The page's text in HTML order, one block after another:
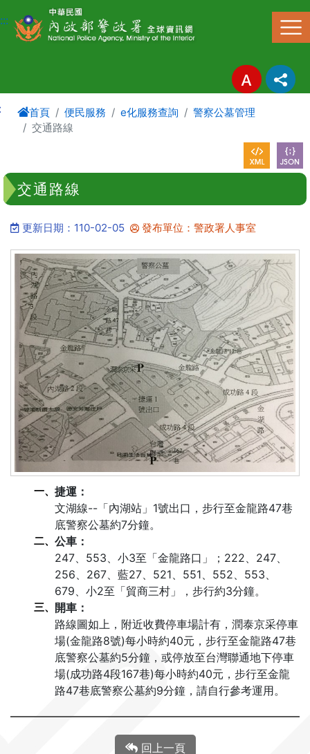
進入內容區塊
:::
首頁 便民服務 e化服務查詢
警察公墓管理
交通路線
交通路線
更新日期：110-02-05 發布單位：警政署人事室
一、 捷運：
文湖線--「內湖站」1號出口，步行至金龍路47巷
底警察公墓約7分鐘。
二、 公車：
247、553、小3至「金龍路口」；222、247、
256、267、藍27、521、551、552、553、
679、小2至「貿商三村」，步行約3分鐘。
三、
開車：
路線圖如上，附近收費停車場計有，潤泰京采停車
場(金龍路8號)每小時約40元，步行至金龍路47巷
底警察公墓約5分鐘，或停放至台灣聯通地下停車
場(成功路4段167巷)每小時約40元，步行至金龍
路47巷底警察公墓約9分鐘，請自行參考運用。
回上一頁